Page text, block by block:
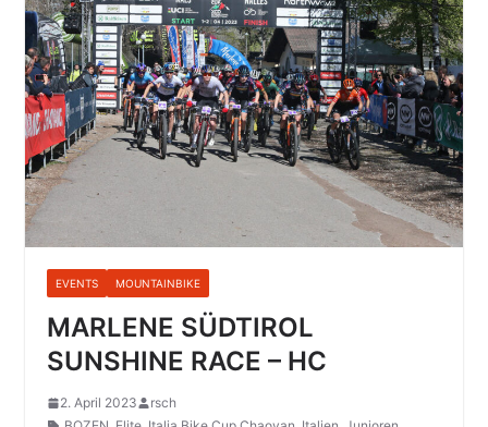
EVENTS MOUNTAINBIKE
MARLENE SÜDTIROL
SUNSHINE RACE – HC
2. April 2023
rsch